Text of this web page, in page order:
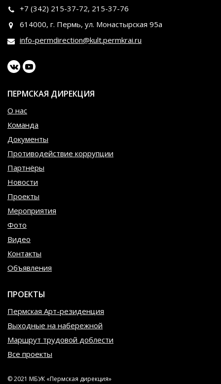
+7 (342) 215-37-72, 215-37-76
614000, г. Пермь, ул. Монастырская 95а
info-permdirection@kult.permkrai.ru
ПЕРМСКАЯ ДИРЕКЦИЯ
О нас
Команда
Документы
Противодействие коррупции
Партнёры
Новости
Проекты
Мероприятия
Фото
Видео
Контакты
Объявления
ПРОЕКТЫ
Пермская Арт-резиденция
Выходные на набережной
Маршрут трудовой доблести
Все проекты
© 2021 МБУК «Пермская дирекция»